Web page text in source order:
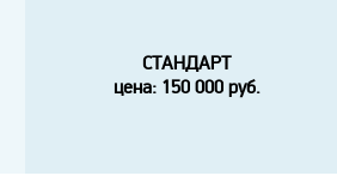
СТАНДАРТ
цена: 150 000 руб.